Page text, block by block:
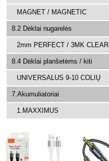
MAGNET / MAGNETIC
8.2 Dėklai nugarelės
2mm PERFECT / 3MK CLEAR
8.4 Dėklai planšetėms / kiti
UNIVERSALUS 9-10 COLIŲ
7.Akumuliatoriai
1.MAXXIMUS